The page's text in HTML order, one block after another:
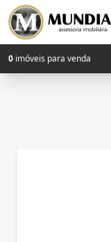
0 imóveis para venda